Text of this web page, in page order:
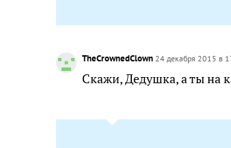
TheCrownedClown 24 декабря 2015 в
Скажи, Дедушка, а ты на